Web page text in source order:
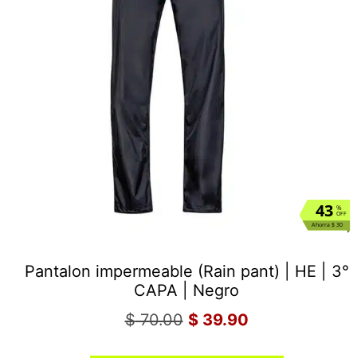
%
OFF
43
Ahorra $ 30
Pantalon impermeable (Rain pant) | HE | 3°
CAPA | Negro
$70.00 $39.90